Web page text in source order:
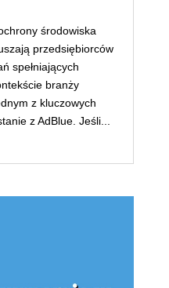
środowiska
przedsiębiorców
spełniających
branży
z kluczowych
z AdBlue. Jeśli...